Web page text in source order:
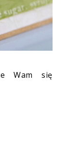
Wam się